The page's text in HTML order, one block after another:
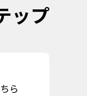
ップ
ら